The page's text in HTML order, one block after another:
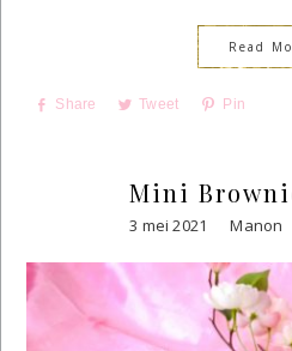
Read
Share Tweet Pin
Mini
3 mei 2021 Manon